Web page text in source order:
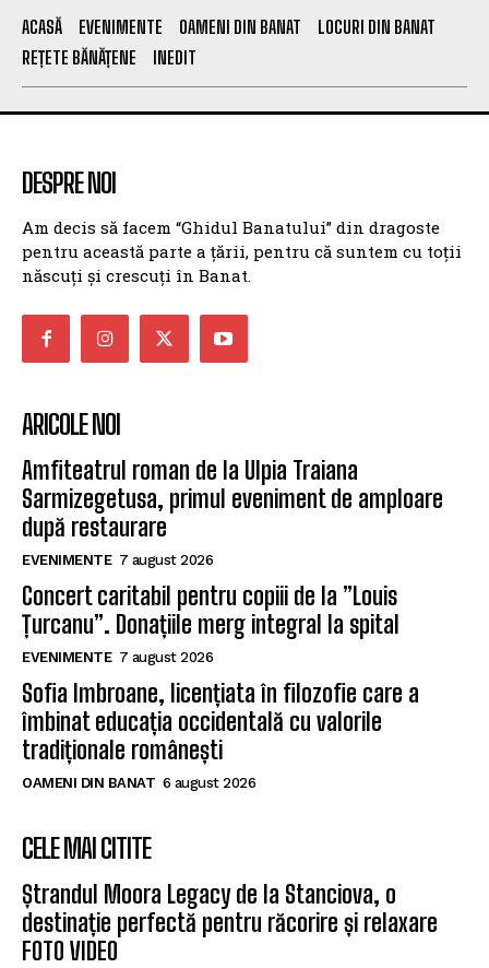
ACASĂ EVENIMENTE OAMENI DIN BANAT
LOCURI DIN BANAT
REȚETE BĂNĂȚENE
INEDIT
DESPRE NOI
Am decis să facem “Ghidul Banatului” din dragoste
pentru această parte a țării, pentru că suntem cu toții
născuți și crescuți în Banat.
ARICOLE NOI
Amfiteatrul roman de la Ulpia Traiana
Sarmizegetusa, primul eveniment de amploare
după restaurare
EVENIMENTE 7 august 2026
Concert caritabil pentru copiii de la ”Louis
Țurcanu”. Donațiile merg integral la spital
EVENIMENTE 7 august 2026
Sofia Imbroane, licențiata în filozofie care a
îmbinat educația occidentală cu valorile
tradiționale românești
OAMENI DIN BANAT 6 august 2026
CELE MAI CITITE
Ștrandul Moora Legacy de la Stanciova, o
destinație perfectă pentru răcorire și relaxare
FOTO VIDEO